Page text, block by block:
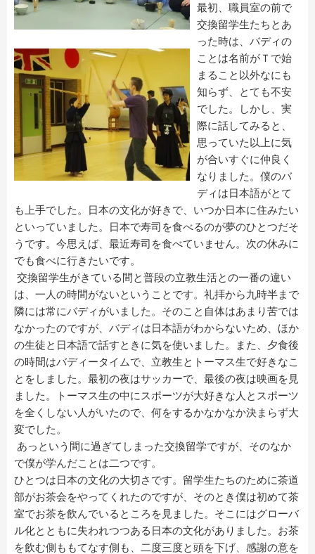
最初、職員室の前で
交換留学生たちとあ
った時は、バディの
ことは名前がＴで始
まること以外なにも
知らず、とても不安
でした。しかし、実
際に話してみると、
思っていた以上に気
が合いすぐに仲良く
なりました。僕のバ
ディは日本語がとて
も上手でした。日本の文化が好きで、いつか日本に住みたい
といっていました。日本で寿司を食べるのが夢のひとつだそ
うです。今思えば、最近寿司を食べていません。次の休みに
でも食べに行きたいです。
交換留学生がきている間と普段の立教生活との一番の違い
は、一人の時間がないということです。礼拝から九時半まで
隣には常にバディがいました。そのこと自体はあまり苦では
なかったのですが、バディは日本語がわからないため、ほか
の生徒と日本語で話すときに気を使いました。また、夕食後
の時間はバディータイムで、立教生とトーマス生で好きなこ
とをしました。最初の夜はサッカーで、最後の夜は映画を見
ました。トーマス生の中にスポーツが大好きな人とスポーツ
を全くしない人がいたので、何をするかなかなか決まらず大
変でした。
あっという間に過ぎてしまった交換留学ですが、そのなか
で僕が学んだことは二つです。
ひとつは日本の文化の大切さです。留学生たちのために茶道
部がお茶会をやってくれたのですが、そのとき僕は初めて茶
室でお茶を飲んでいるところを見ました。そこにはグローバ
ル化とともに失われつつある日本の文化がありました。お茶
を飲む側ももてなす側も、二度三度と頭を下げ、感謝の意を